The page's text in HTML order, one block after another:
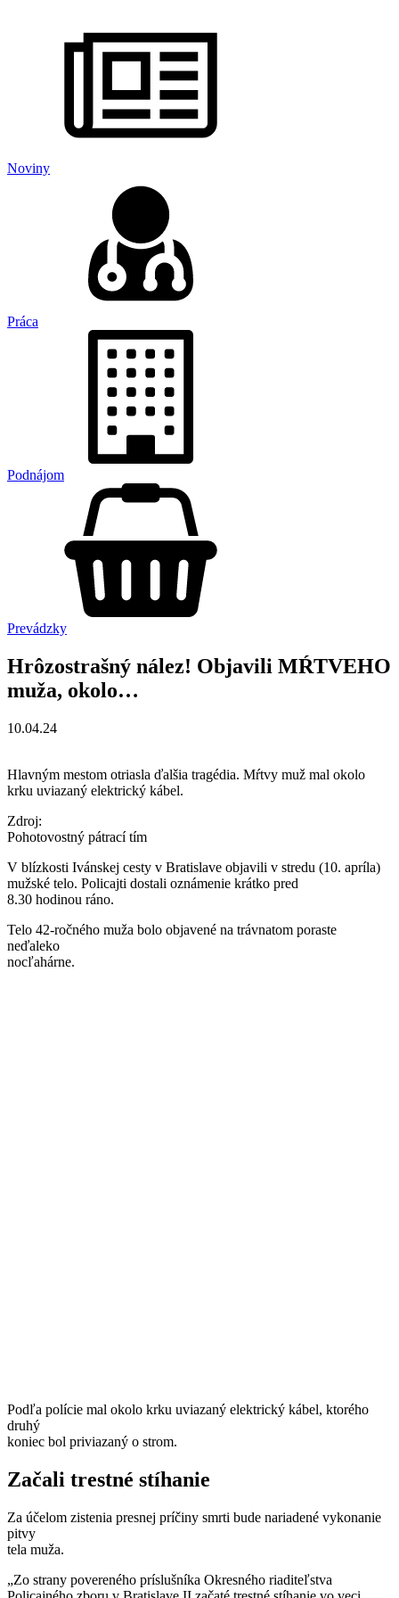
Noviny
Práca
Podnájom
Prevádzky
Hrôzostrašný nález! Objavili MŔTVEHO
muža, okolo…
10.04.24
Hlavným mestom otriasla ďalšia tragédia. Mŕtvy muž mal okolo
krku uviazaný elektrický kábel.
Zdroj:
Pohotovostný pátrací tím
V blízkosti Ivánskej cesty v Bratislave objavili v stredu (10. apríla)
mužské telo. Policajti dostali oznámenie krátko pred
8.30 hodinou ráno.
Telo 42-ročného muža bolo objavené na trávnatom poraste
neďaleko
nocľahárne.
Podľa polície mal okolo krku uviazaný elektrický kábel, ktorého
druhý
koniec bol priviazaný o strom.
Začali trestné stíhanie
Za účelom zistenia presnej príčiny smrti bude nariadené vykonanie
pitvy
tela muža.
„Zo strany povereného príslušníka Okresného riaditeľstva